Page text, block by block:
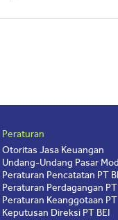
Peraturan
Otoritas Jasa Keuangan
Undang-Undang Pasar
Peraturan Pencatatan PT
Peraturan Perdagangan PT
Peraturan Keanggotaan PT
Keputusan Direksi PT BEI